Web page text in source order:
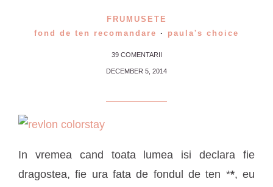
FRUMUSETE
fond de ten recomandare · paula's choice
39 COMENTARII
DECEMBER 5, 2014
In vremea cand toata lumea isi declara fie
dragostea, fie ura fata de fondul de ten **, eu